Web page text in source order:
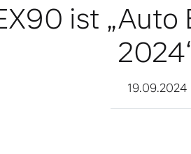
ist
19.09.2024